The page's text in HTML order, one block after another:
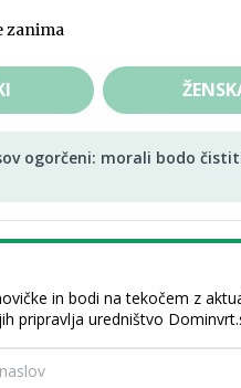
zanima
ogorčeni: morali bodo
in bodi na tekočem z
pripravlja uredništvo